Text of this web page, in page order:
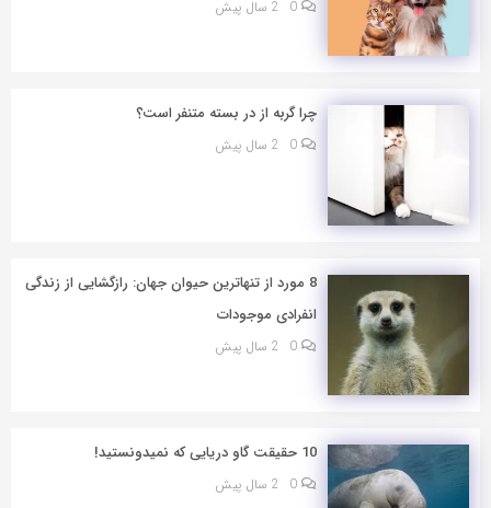
0 2 سال پیش
چرا گربه از در بسته متنفر است؟
0 2 سال پیش
8 مورد از تنهاترین حیوان جهان: رازگشایی از زندگی
انفرادی موجودات
0 2 سال پیش
10 حقیقت گاو دریایی که نمیدونستید!
0 2 سال پیش